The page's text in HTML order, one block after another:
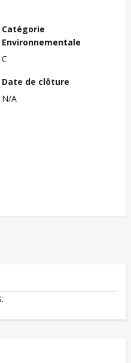
Catégorie
Environnementale
C
Date de clôture
N/A